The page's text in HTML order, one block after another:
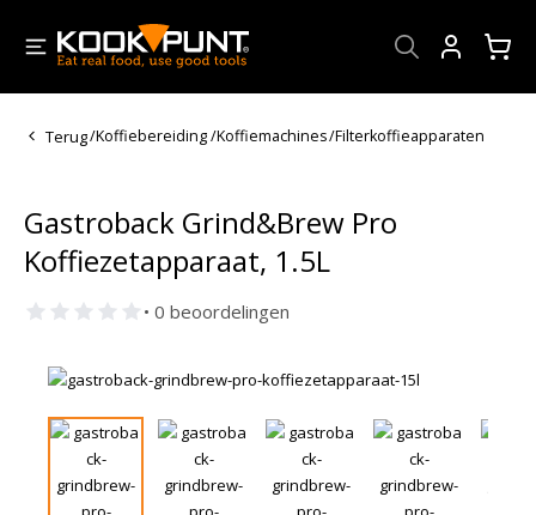
Terug/Koffiebereiding/Koffiemachines/Filterkoffieapparaten
Gastroback Grind&Brew Pro
Koffiezetapparaat, 1.5L
• 0 beoordelingen